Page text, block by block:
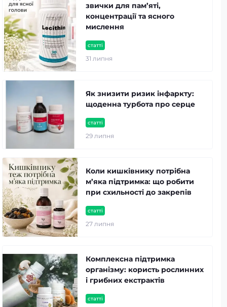
статті
31 липня
звички для пам’яті,
концентрації та ясного
мислення
статті
29 липня
Як знизити ризик інфаркту:
щоденна турбота про серце
статті
27 липня
Коли кишківнику потрібна
м’яка підтримка: що робити
при схильності до закрепів
статті
Комплексна підтримка
організму: користь рослинних
і грибних екстрактів